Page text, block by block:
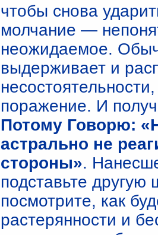
чтобы снова
молчание —
неожидаемое.
выдерживает и
поражение. И
Потому Говорю:
астрально не
стороны».
подставьте
посмотрите, как
растерянности и